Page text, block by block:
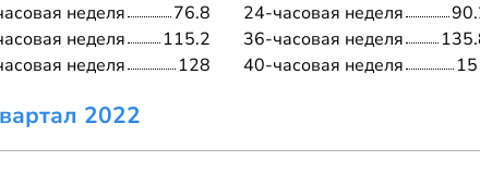
неделя
76.8
неделя
115.2
неделя
128
24-часовая неделя
36-часовая неделя
40-часовая неделя
2022